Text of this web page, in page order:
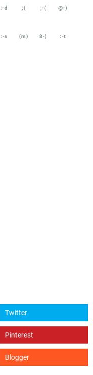
:-d ;( ;-( @-)
:-s (m) 8-) :-t